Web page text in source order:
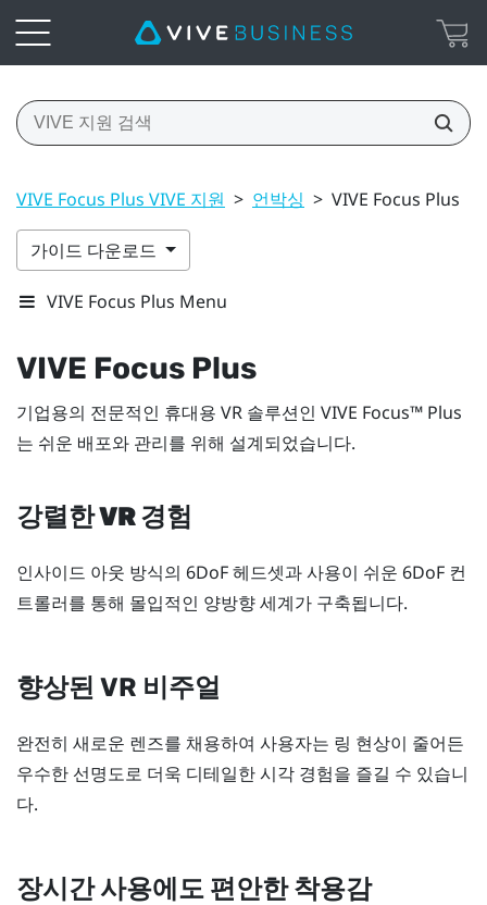
VIVE Focus Plus VIVE 지원 > 언박싱 > VIVE Focus Plus
가이드 다운로드
VIVE Focus Plus Menu
VIVE Focus Plus
기업용의 전문적인 휴대용 VR 솔루션인 VIVE Focus™ Plus
는 쉬운 배포와 관리를 위해 설계되었습니다.
강렬한 VR 경험
인사이드 아웃 방식의 6DoF 헤드셋과 사용이 쉬운 6DoF 컨
트롤러를 통해 몰입적인 양방향 세계가 구축됩니다.
향상된 VR 비주얼
완전히 새로운 렌즈를 채용하여 사용자는 링 현상이 줄어든
우수한 선명도로 더욱 디테일한 시각 경험을 즐길 수 있습니
다.
장시간 사용에도 편안한 착용감